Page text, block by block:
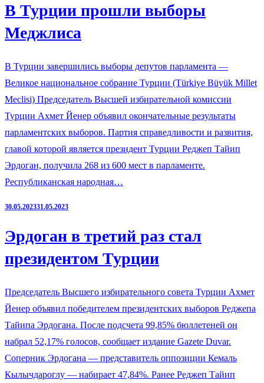
В Турции прошли выборы
Меджлиса
В Турции завершились выборы депутов парламента —
Великое национальное собрание Турции (Türkiye Büyük Millet
Meclisi) Председатель Высшей избирательной комиссии
Турции Ахмет Йенер объявил окончательные результаты
парламентских выборов. Партия справедливости и развития,
главой которой является президент Турции Реджеп Тайип
Эрдоган, получила 268 из 600 мест в парламенте.
Республиканская народная…
30.05.202331.05.2023
Эрдоган в третий раз стал
президентом Турции
Председатель Высшего избирательного совета Турции Ахмет
Йенер объявил победителем президентских выборов Реджепа
Тайипа Эрдогана. После подсчета 99,85% бюллетеней он
набрал 52,17% голосов, сообщает издание Gazete Duvar.
Соперник Эрдогана — представитель оппозиции Кемаль
Кылычдароглу — набирает 47,84%. Ранее Реджеп Тайип